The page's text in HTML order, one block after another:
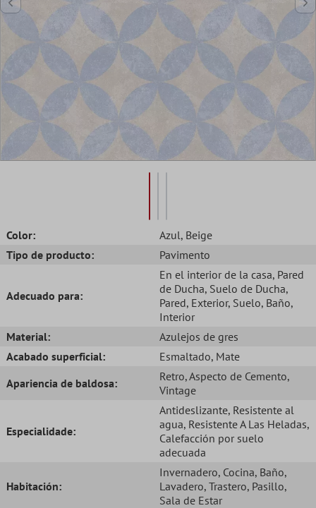
Color: Azul, Beige
Tipo de producto:
Pavimento
Adecuado para:
En el interior de la casa, Pared
de Ducha, Suelo de Ducha,
Pared, Exterior, Suelo, Baño,
Interior
Material:
Azulejos de gres
Acabado superficial:
Esmaltado, Mate
Apariencia de baldosa:
Retro, Aspecto de Cemento,
Vintage
Especialidade:
Antideslizante, Resistente al
agua, Resistente A Las Heladas,
Calefacción por suelo
adecuada
Habitación:
Invernadero, Cocina, Baño,
Lavadero, Trastero, Pasillo,
Sala de Estar